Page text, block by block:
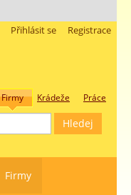
Registrace
Přihlásit se
Firmy Krádeže Práce
Firmy